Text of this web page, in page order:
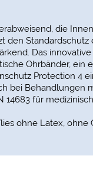
die
den
Das
Ohrbänder, ein
Protection 4
bei Behandlungen
für
ohne Latex, ohne